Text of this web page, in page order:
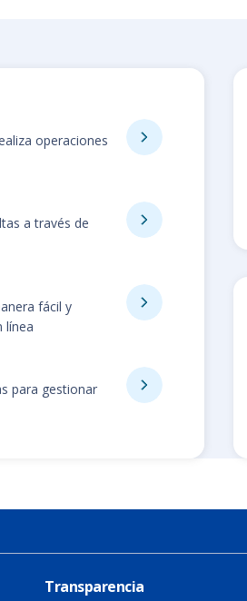
operaciones
a través de
fácil y
línea
para gestionar
Transparencia